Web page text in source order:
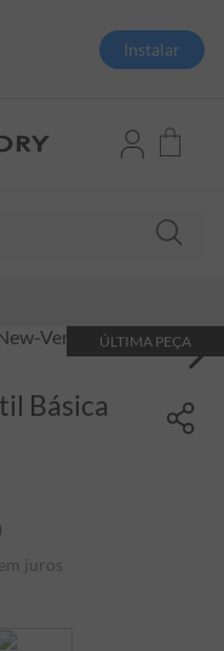
Instalar
ÚLTIMA PEÇA
Básica
juros
camisas polo
camiseta listrada